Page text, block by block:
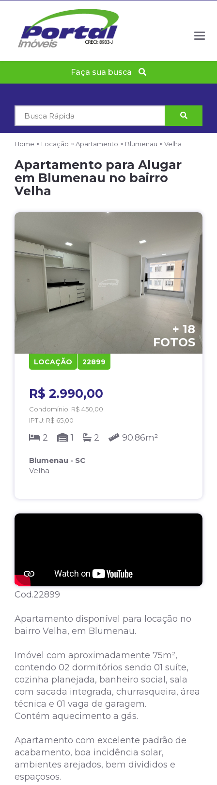
Faça sua busca
Home Locação Apartamento Blumenau Velha
Apartamento para Alugar
em Blumenau no bairro
Velha
+ 18
FOTOS
LOCAÇÃO 22899
R$ 2.990,00
Condomínio: R$ 450,00
IPTU: R$ 65,00
2 1 2 90.86m²
Blumenau - SC
Velha
Cod.22899
Apartamento disponível para locação no
bairro Velha, em Blumenau.
Imóvel com aproximadamente 75m²,
contendo 02 dormitórios sendo 01 suíte,
cozinha planejada, banheiro social, sala
com sacada integrada, churrasqueira, área
técnica e 01 vaga de garagem.
Contém aquecimento a gás.
Apartamento com excelente padrão de
acabamento, boa incidência solar,
ambientes arejados, bem divididos e
espaçosos.